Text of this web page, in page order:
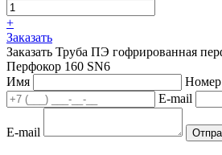
+
Заказать
Заказать Труба ПЭ гофрированная
Перфокор 160 SN6
Имя
Номер
E-mail
E-mail